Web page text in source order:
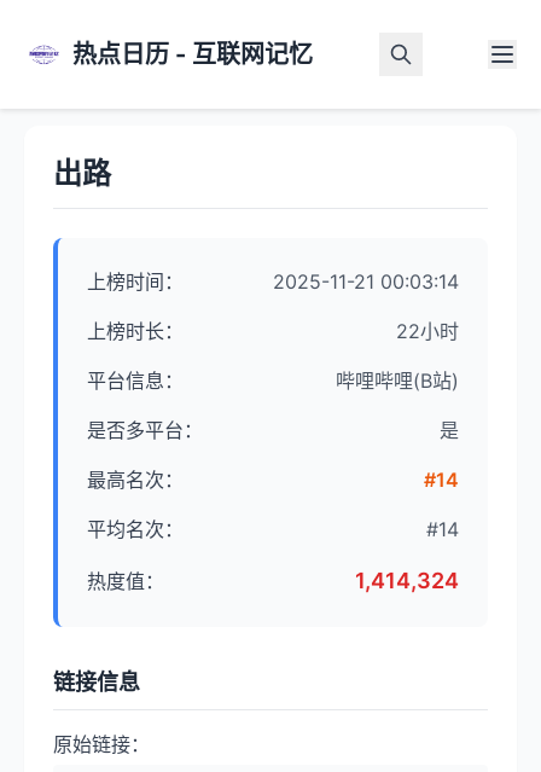
热点日历 - 互联网记忆
出路
上榜时间： 2025-11-21 00:03:14
上榜时长： 22小时
平台信息： 哔哩哔哩(B站)
是否多平台： 是
最高名次： #14
平均名次： #14
热度值： 1,414,324
链接信息
原始链接：